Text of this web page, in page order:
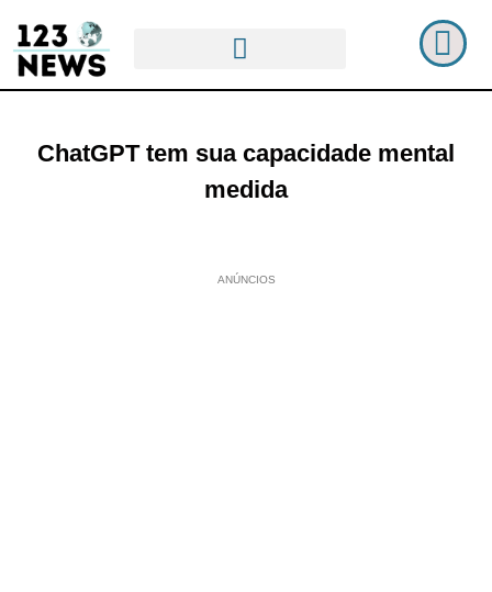
ChatGPT tem sua capacidade mental
medida
ANÚNCIOS